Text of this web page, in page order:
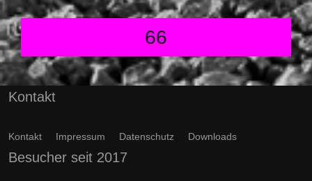
66
Kontakt
Kontakt Impressum Datenschutz Downloads
Besucher seit 2017